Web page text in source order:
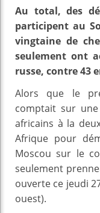
Au total, des
participent au
vingtaine de
seulement ont
russe, contre 43
Alors que le
comptait sur
africains à la
Afrique pour
Moscou sur le
seulement
ouverte ce jeudi
ouest).